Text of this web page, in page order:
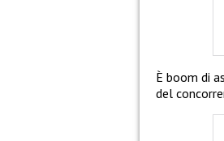
È boom di
del